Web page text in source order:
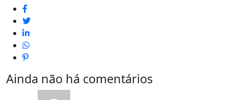
Ainda não há comentários